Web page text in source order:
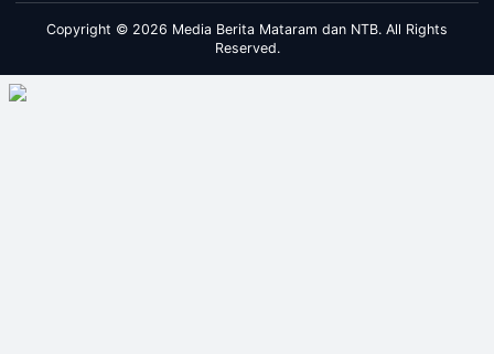
Copyright © 2026 Media Berita Mataram dan NTB. All Rights
Reserved.